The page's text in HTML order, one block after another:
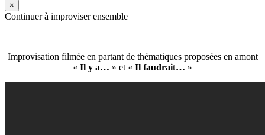
×
Continuer à improviser ensemble
Improvisation filmée en partant de thématiques proposées en amont
« Il y a… » et « Il faudrait… »